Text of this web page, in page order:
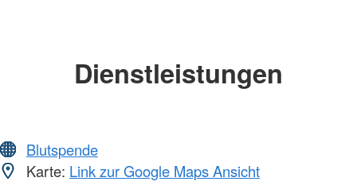
Dienstleistungen
Blutspende
Karte: Link zur Google Maps Ansicht